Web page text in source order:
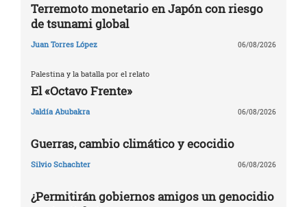
Terremoto monetario en Japón con riesgo
de tsunami global
Juan Torres López 06/08/2026
Palestina y la batalla por el relato
El «Octavo Frente»
Jaldía Abubakra 06/08/2026
Guerras, cambio climático y ecocidio
Silvio Schachter 06/08/2026
¿Permitirán gobiernos amigos un genocidio